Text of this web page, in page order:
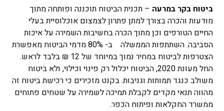
ביטוח בקר במרעה – תכנית הביטוח תוכננה ופותחה מתוך
מודעות והכרה בצורך למתן פתרון לצמצום אוכלוסיית בעלי
החיים הטורפים וכן מתוך הכרה בחשיבות השמירה על איכות
הסביבה. השתתפות הממשלה ב- 80% מדמי הביטוח מאפשרת
הצטרפות לביטוח במחיר נמוך במיוחד של 12 ₪ בלבד לראש.
החל מעונת 2020, הביטוח יכלול רק פינוי וכילוי, ולא ביטוח
משולב כנגד תמותות וגניבות. בקנט מזכירים כי רכישת ביטוח זה
מהווה תנאי מקדים לקבלת תמיכה לשמירה על שטחים פתוחים
ממשרד החקלאות ופיתוח הכפר.